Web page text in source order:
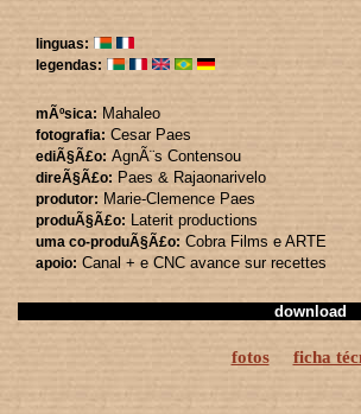
linguas:
legendas:
mÃºsica: Mahaleo
fotografia: Cesar Paes
ediÃ§Ã£o: AgnÃ¨s Contensou
direÃ§Ã£o: Paes & Rajaonarivelo
produtor: Marie-Clemence Paes
produÃ§Ã£o: Laterit productions
uma co-produÃ§Ã£o: Cobra Films e ARTE
apoio: Canal + e CNC avance sur recettes
download
fotos ficha